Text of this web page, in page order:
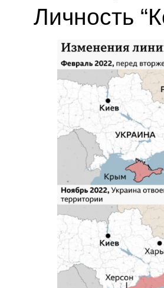
Личность